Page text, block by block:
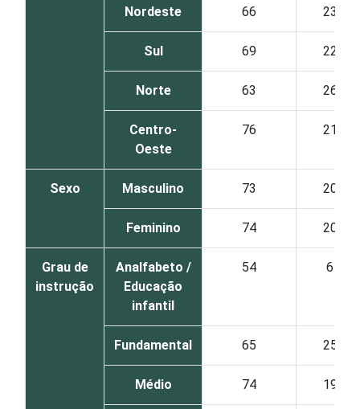
Nordeste 66 23
Sul 69 22
Norte 63 26
Centro-
Oeste
76 21
Sexo Masculino 73 20
Feminino 74 20
Grau de
instrução
Analfabeto /
Educação
infantil
54 6
Fundamental 65 25
Médio 74 19